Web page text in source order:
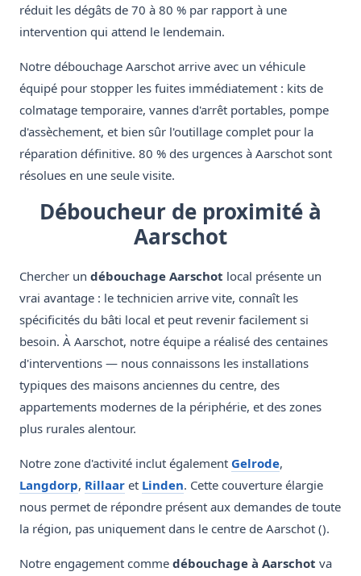
réduit les dégâts de 70 à 80 % par rapport à une
intervention qui attend le lendemain.
Notre débouchage Aarschot arrive avec un véhicule
équipé pour stopper les fuites immédiatement : kits de
colmatage temporaire, vannes d'arrêt portables, pompe
d'assèchement, et bien sûr l'outillage complet pour la
réparation définitive. 80 % des urgences à Aarschot sont
résolues en une seule visite.
Déboucheur de proximité à
Aarschot
Chercher un débouchage Aarschot local présente un
vrai avantage : le technicien arrive vite, connaît les
spécificités du bâti local et peut revenir facilement si
besoin. À Aarschot, notre équipe a réalisé des centaines
d'interventions — nous connaissons les installations
typiques des maisons anciennes du centre, des
appartements modernes de la périphérie, et des zones
plus rurales alentour.
Notre zone d'activité inclut également Gelrode,
Langdorp, Rillaar et Linden. Cette couverture élargie
nous permet de répondre présent aux demandes de toute
la région, pas uniquement dans le centre de Aarschot ().
Notre engagement comme débouchage à Aarschot va